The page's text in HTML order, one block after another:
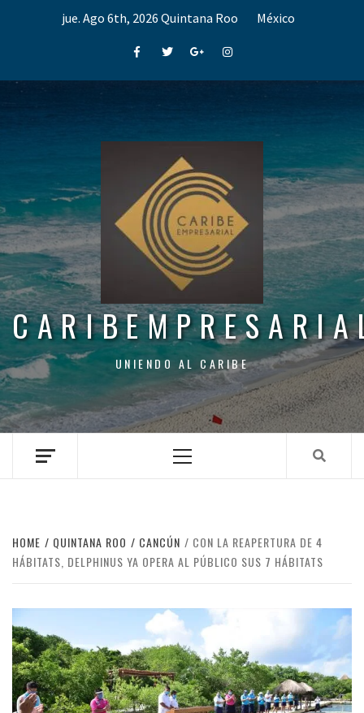
jue. Ago 6th, 2026 Quintana Roo México
FacebookTwitterGoogle+Instagram
UNIENDO AL CARIBE
Menu
HOME QUINTANA ROO CANCÚN
CON LA REAPERTURA DE 4
HÁBITATS, DELPHINUS YA OPERA AL PÚBLICO SUS 7 HÁBITATS